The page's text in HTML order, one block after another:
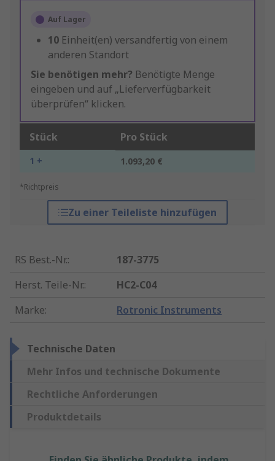
Auf Lager
10 Einheit(en) versandfertig von einem
anderen Standort
Sie benötigen mehr? Benötigte Menge
eingeben und auf „Lieferverfügbarkeit
überprüfen“ klicken.
Stück Pro Stück
1 + 1.093,20 €
*Richtpreis
Zu einer Teileliste hinzufügen
RS Best.-Nr.:
187-3775
Herst. Teile-Nr.:
HC2-C04
Marke: Rotronic Instruments
Technische Daten
Mehr Infos und technische Dokumente
Rechtliche Anforderungen
Produktdetails